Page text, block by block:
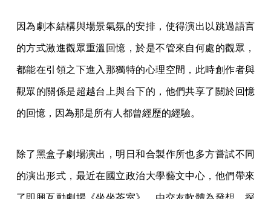
因為劇本結構與場景氣氛的安排，使得演出以跳過語言
的方式激進觀眾重溫回憶，於是不管來自何處的觀眾，
都能在引領之下進入那獨特的心理空間，此時創作者與
觀眾的關係是超越台上與台下的，他們共享了關於回憶
的回憶，因為那是所有人都曾經歷的經驗。
除了黑盒子劇場演出，明日和合製作所也多方嘗試不同
的演出形式，最近在國立政治大學藝文中心，他們帶來